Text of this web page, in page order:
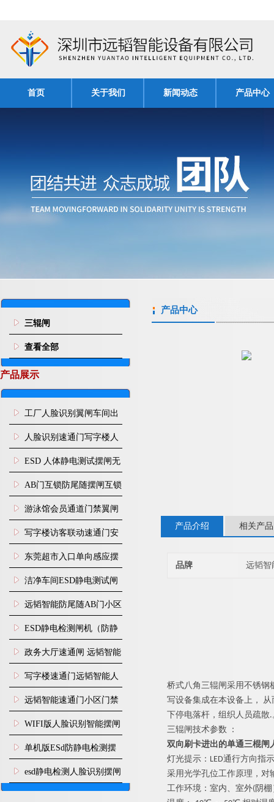
首页 关于我们 新闻动态 产品中心
三辊闸
查看全部
产品展示
工厂人脸识别翼闸车间出
入口人行通道门禁
人脸识别速通门写字楼人
行通道闸门禁设备
ESD 人体静电测试摆闸无
尘车间防静电闸机
AB门互锁防尾随摆闸互锁
闸机
游泳馆会员通道门禁翼闸
写字楼访客联动速通门安
装
东莞超市入口单向感应摆
闸安装
洁净车间ESD静电测试闸
机
远韬智能防尾随AB门小区
门禁闸机安装
​ESD静电检测闸机（防静
电门禁通道系统）
政务大厅速通闸 远韬智能
防尾随静音速通门
写字楼速通门远韬智能人
脸识别快速通道闸
远韬智能速通门小区门禁
闸机食堂消费摆闸
WIFI版人脸识别智能摆闸
机
单机版ESd防静电检测摆
闸机
esd静电检测人脸识别摆闸
安装
产品中心
产品介绍 相关产品
品牌 远韬智
桥式八角三辊闸采用不锈钢
写设备集成在本设备上 ， 从
下停电落杆，组织人员疏散.
三辊闸技术参数 ：
双向刷卡进出的单通三
灯光提示 ： LED通行方向指示
采用光学孔位工作原理，对
工作环境：室内、室外( 阴